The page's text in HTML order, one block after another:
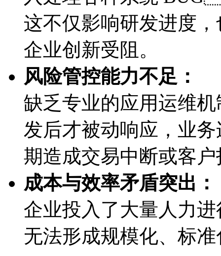
这不仅影响研发进度
企业创新受阻。
风险管控能力不足：
缺乏专业的应用运维机
发后才被动响应，业
期造成交易中断或客
成本与效率矛盾突出：
企业投入了大量人力进行
无法形成规模化、标